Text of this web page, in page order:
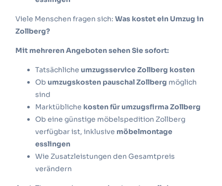
Viele Menschen fragen sich:Was kostet ein Umzug in
Zollberg?
Mit mehreren Angeboten sehen Sie sofort:
Tatsächlicheumzugsservice Zollberg kosten
Obumzugskosten pauschal Zollberg möglich
sind
Marktübliche kosten für umzugsfirma Zollberg
Ob eine günstige möbelspedition Zollberg
verfügbar ist, inklusive möbelmontage
esslingen
Wie Zusatzleistungen den Gesamtpreis
verändern